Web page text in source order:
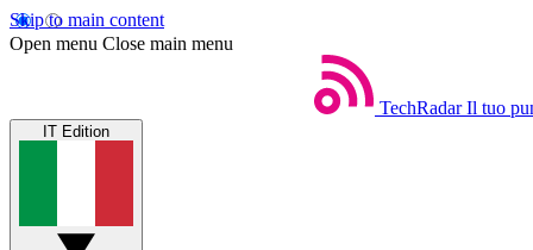
Skip to main content
Open menu Close main menu
TechRadar Il tuo
IT Edition